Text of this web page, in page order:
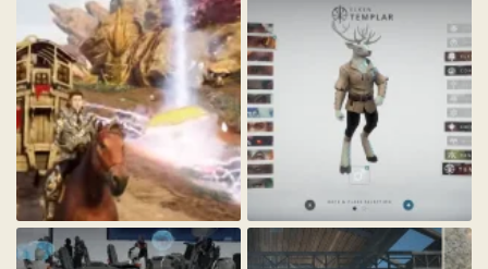
Qp4yRXQ_1_.webp
18.2 KБ · Просмотры: 354
5D7gy4Z_1_.webp
17.8 KБ · Просмотры: 355
shkxjkC_1_.webp
1xWZaeo_1_.webp